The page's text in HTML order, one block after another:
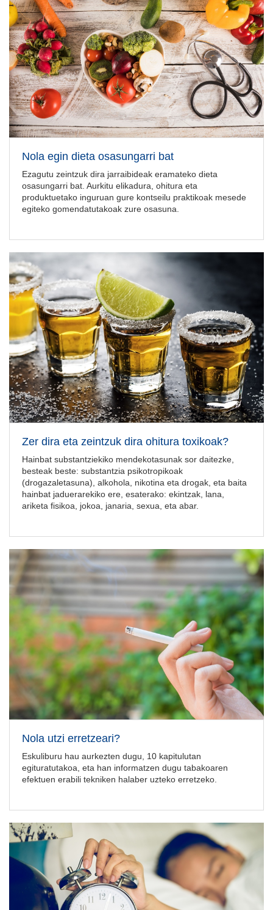
Nola egin dieta osasungarri bat
Ezagutu zeintzuk dira jarraibideak eramateko dieta
osasungarri bat. Aurkitu elikadura, ohitura eta
produktuetako inguruan gure kontseilu praktikoak mesede
egiteko gomendatutakoak zure osasuna.
Zer dira eta zeintzuk dira ohitura toxikoak?
Hainbat substantziekiko mendekotasunak sor daitezke,
besteak beste: substantzia psikotropikoak
(drogazaletasuna), alkohola, nikotina eta drogak, eta baita
hainbat jaduerarekiko ere, esaterako: ekintzak, lana,
ariketa fisikoa, jokoa, janaria, sexua, eta abar.
Nola utzi erretzeari?
Eskuliburu hau aurkezten dugu, 10 kapitulutan
egituratutakoa, eta han informatzen dugu tabakoaren
efektuen erabili tekniken halaber uzteko erretzeko.